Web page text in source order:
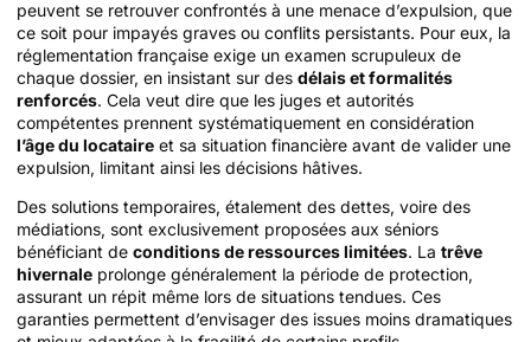
peuvent se retrouver confrontés à une menace d’expulsion, que
ce soit pour impayés graves ou conflits persistants. Pour eux, la
réglementation française exige un examen scrupuleux de
chaque dossier, en insistant sur des délais et formalités
renforcés. Cela veut dire que les juges et autorités
compétentes prennent systématiquement en considération
l’âge du locataire et sa situation financière avant de valider une
expulsion, limitant ainsi les décisions hâtives.
Des solutions temporaires, étalement des dettes, voire des
médiations, sont exclusivement proposées aux séniors
bénéficiant de conditions de ressources limitées. La trêve
hivernale prolonge généralement la période de protection,
assurant un répit même lors de situations tendues. Ces
garanties permettent d’envisager des issues moins dramatiques